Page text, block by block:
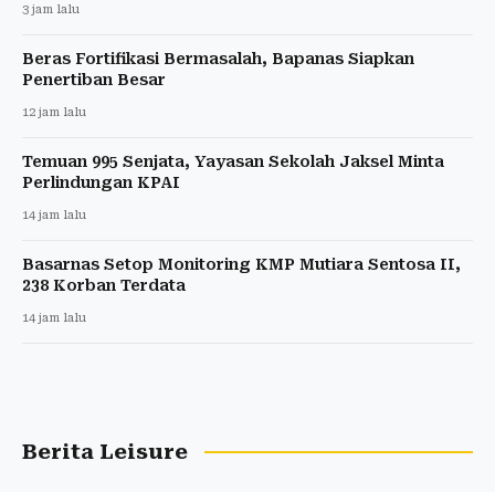
3 jam lalu
Beras Fortifikasi Bermasalah, Bapanas Siapkan
Penertiban Besar
12 jam lalu
Temuan 995 Senjata, Yayasan Sekolah Jaksel Minta
Perlindungan KPAI
14 jam lalu
Basarnas Setop Monitoring KMP Mutiara Sentosa II,
238 Korban Terdata
14 jam lalu
Berita Leisure